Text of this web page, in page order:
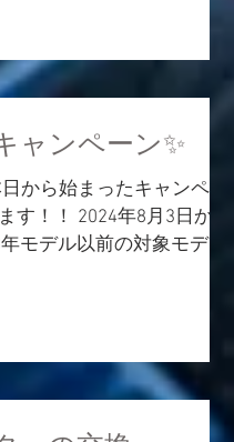
ャンペーン✨
から始まったキャンペー
す！！ 2024年8月3日から
モデル以前の対象モデル